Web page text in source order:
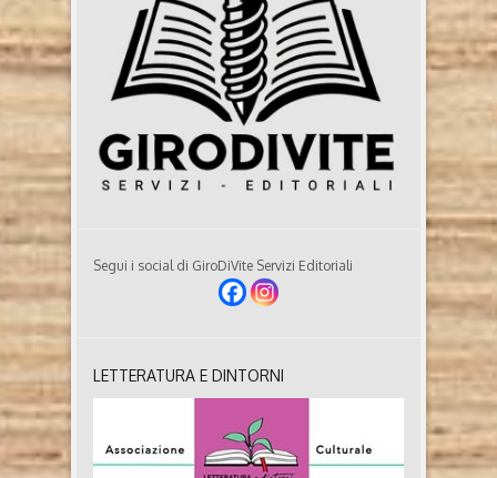
L’origine arcaica della poesia giapponese: il Man –
yo – shu Il Giappone e la poesia hanno un lungo
sposalizio la cui storia arricchisce il mondo poetico
di originalità e freschezza d’immaginazione. Yari
Lepre Marrani che da sempre nutre particolare
interesse per la poesia oltre che per storia, letteratura
e religione giudaico-cristiana, ci offre questa
interessante ..
Segui i social di GiroDiVite Servizi Editoriali
LETTERATURA E DINTORNI